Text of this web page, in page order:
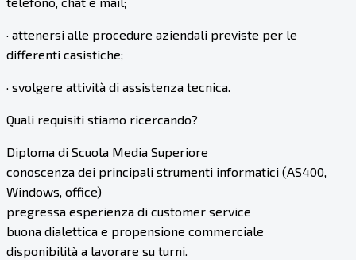
· attenersi alle procedure aziendali previste per le
differenti casistiche;
· svolgere attività di assistenza tecnica.
Quali requisiti stiamo ricercando?
Diploma di Scuola Media Superiore
conoscenza dei principali strumenti informatici (AS400,
Windows, office)
pregressa esperienza di customer service
buona dialettica e propensione commerciale
disponibilità a lavorare su turni.